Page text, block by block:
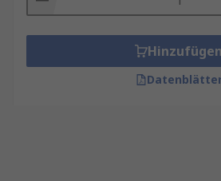
Hinzufügen